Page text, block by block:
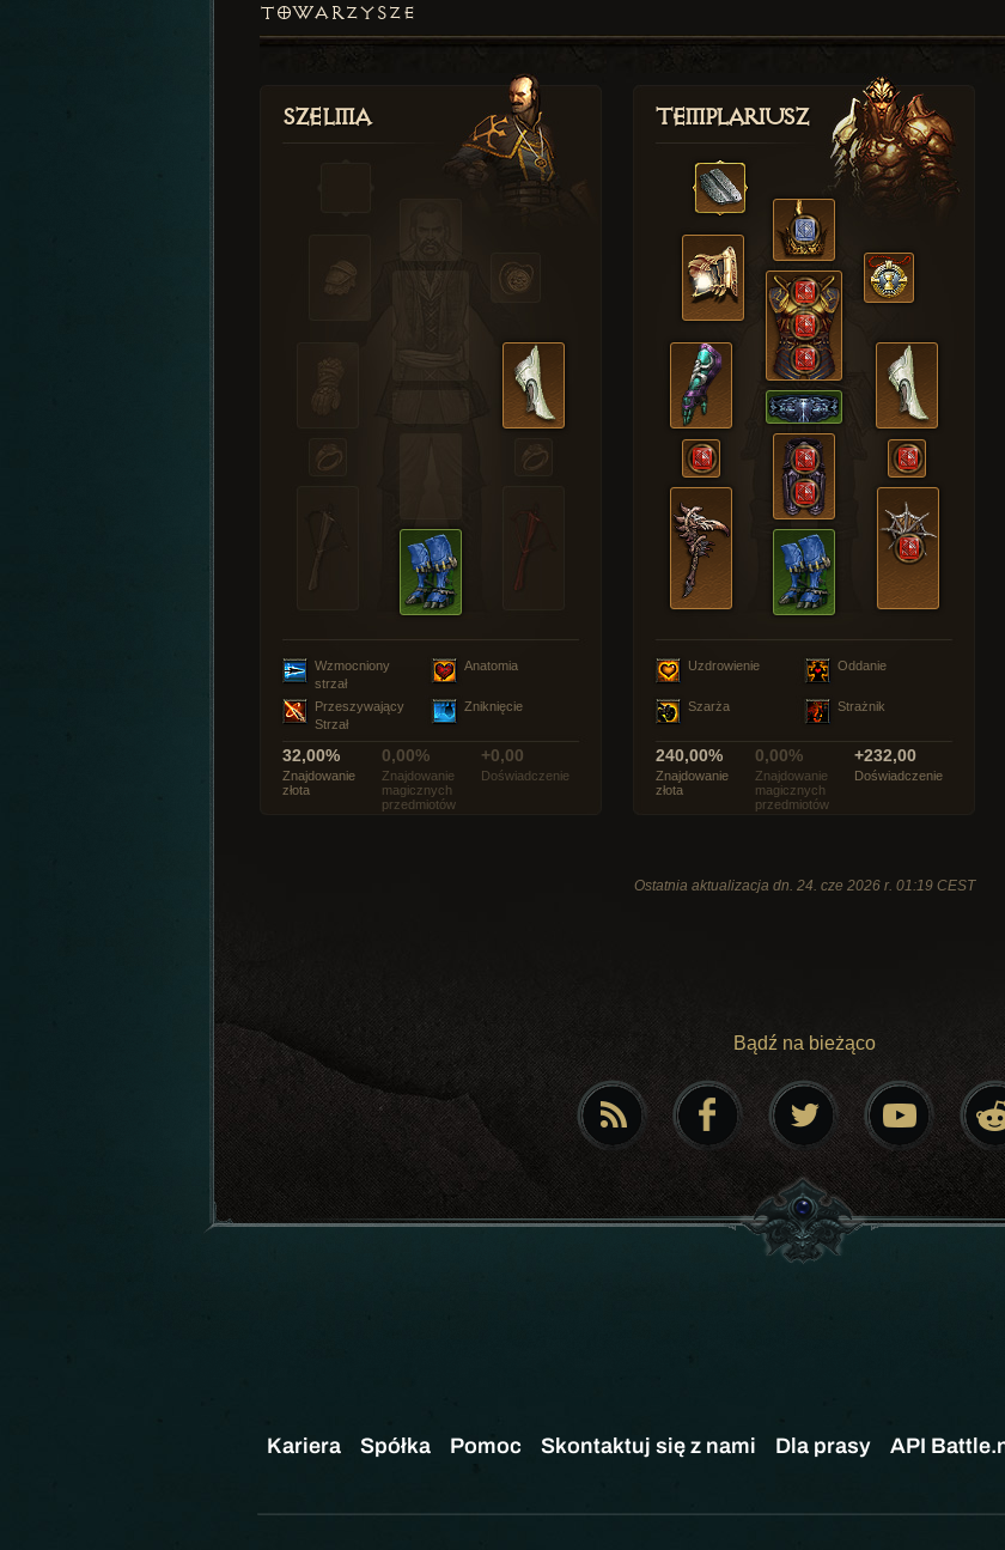
TOWARZYSZE
Szelma
Wzmocniony
strzał
Anatomia
Przeszywający
Strzał
Zniknięcie
32,00%
Znajdowanie
złota
0,00%
Znajdowanie
magicznych
przedmiotów
+0,00
Doświadczenie
Templariusz
Uzdrowienie Oddanie
Szarża Strażnik
240,00%
Znajdowanie
złota
0,00%
Znajdowanie
magicznych
przedmiotów
+232,00
Doświadczenie
Ostatnia aktualizacja dn. 24. cze 2026 r. 01:19 CEST
Bądź na bieżąco